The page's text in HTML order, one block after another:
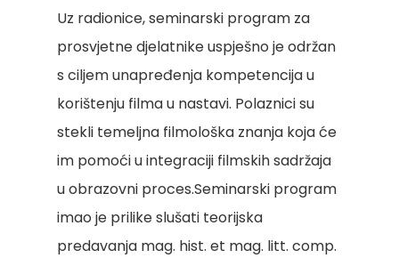
Uz radionice, seminarski program za
prosvjetne djelatnike uspješno je održan
s ciljem unapređenja kompetencija u
korištenju filma u nastavi. Polaznici su
stekli temeljna filmološka znanja koja će
im pomoći u integraciji filmskih sadržaja
u obrazovni proces.Seminarski program
imao je prilike slušati teorijska
predavanja mag. hist. et mag. litt. comp.